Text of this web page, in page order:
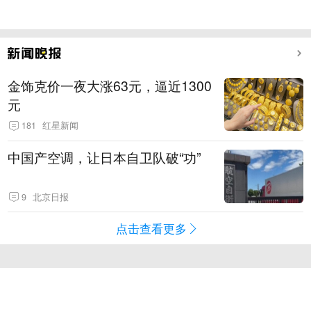
金饰克价一夜大涨63元，逼近1300
元
181 红星新闻
中国产空调，让日本自卫队破“功”
9 北京日报
点击查看更多